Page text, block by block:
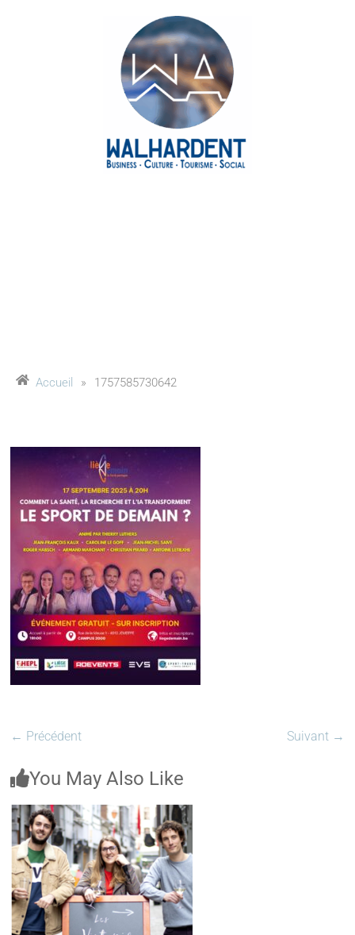
Accueil » 1757585730642
← Précédent Suivant →
You May Also Like